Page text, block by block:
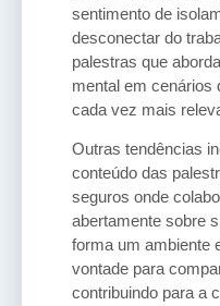
sentimento de
desconectar do
palestras que
mental em cenários
cada vez mais
Outras tendências
conteúdo das
seguros onde
abertamente sobre
forma um ambiente
vontade para
contribuindo para a